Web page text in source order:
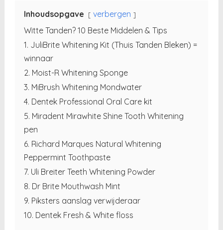
Inhoudsopgave
verbergen
Witte Tanden? 10 Beste Middelen & Tips
1. JuliBrite Whitening Kit (Thuis Tanden Bleken) =
winnaar
2. Moist-R Whitening Sponge
3. MiBrush Whitening Mondwater
4. Dentek Professional Oral Care kit
5. Miradent Mirawhite Shine Tooth Whitening
pen
6. Richard Marques Natural Whitening
Peppermint Toothpaste
7. Uli Breiter Teeth Whitening Powder
8. Dr Brite Mouthwash Mint
9. Piksters aanslag verwijderaar
10. Dentek Fresh & White floss